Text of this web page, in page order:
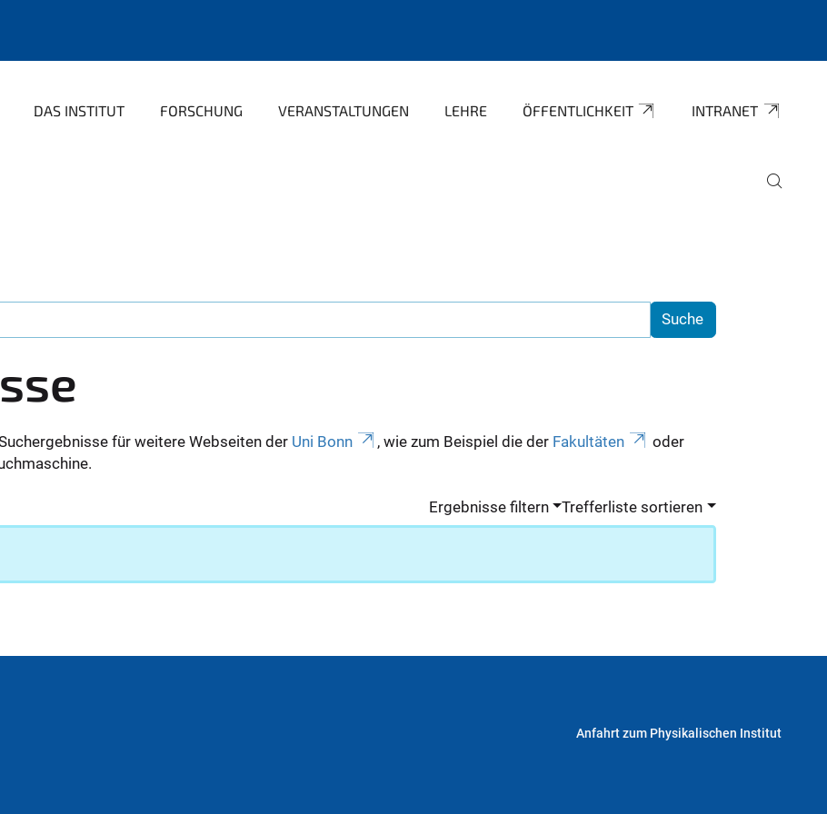
DAS INSTITUT FORSCHUNG VERANSTALTUNGEN LEHRE ÖFFENTLICHKEIT INTRANET
für weitere Webseiten der Uni Bonn , wie zum Beispiel die der Fakultäten
oder
Ergebnisse filtern Trefferliste sortieren
Anfahrt zum Physikalischen Institut